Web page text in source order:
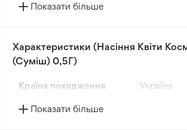
Великі квіти діаметром 7-10 см
червоною облямівкою.
Космеї ПІКОТІ для створення
на клумбах, квітниках та для
букетів. Оберіть Семена Квітів
квітами, приносячи вам і вашим
Показати більше
Характеристики (Насіння Квіти
(Суміш) 0,5Г)
Країна походження Україна
Показати більше